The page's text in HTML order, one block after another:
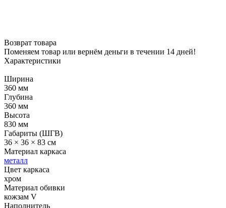
Возврат товара
Поменяем товар или вернём деньги в течении 14 дней!
Характеристики
Ширина
360 мм
Глубина
360 мм
Высота
830 мм
Габариты (ШГВ)
36 × 36 × 83 см
Материал каркаса
металл
Цвет каркаса
хром
Материал обивки
кожзам V
Наполнитель